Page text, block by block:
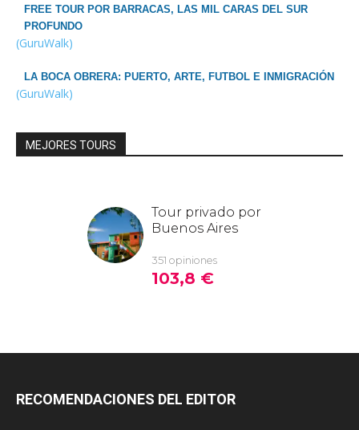
FREE TOUR POR BARRACAS, LAS MIL CARAS DEL SUR
PROFUNDO
(GuruWalk)
LA BOCA OBRERA: PUERTO, ARTE, FUTBOL E INMIGRACIÓN
(GuruWalk)
MEJORES TOURS
RECOMENDACIONES DEL EDITOR